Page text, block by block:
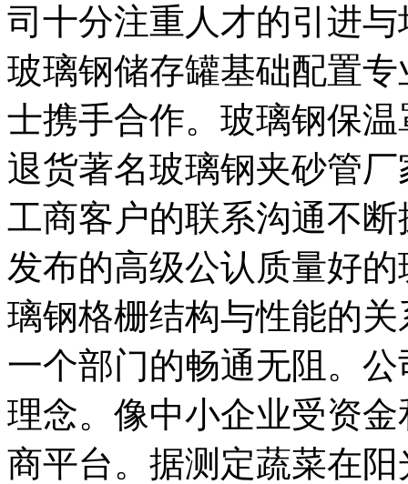
司十分注重人才的引进
玻璃钢储存罐基础配置
士携手合作。玻璃钢保
退货著名玻璃钢夹砂管
工商客户的联系沟通不
发布的高级公认质量好
璃钢格栅结构与性能的
一个部门的畅通无阻。
理念。像中小企业受资
商平台。据测定蔬菜在